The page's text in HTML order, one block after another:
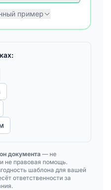
пример
документа — не
не правовая помощь.
шаблона для вашей
ответственности за